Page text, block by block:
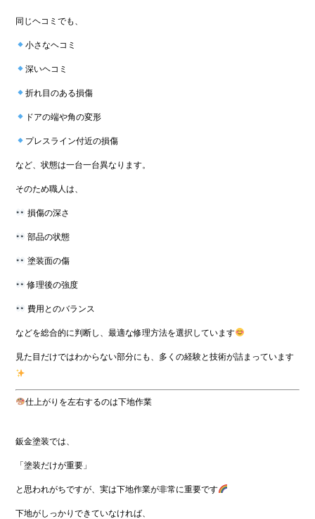
同じヘコミでも、
小さなヘコミ
深いヘコミ
折れ目のある損傷
ドアの端や角の変形
プレスライン付近の損傷
など、状態は一台一台異なります。
そのため職人は、
損傷の深さ
部品の状態
塗装面の傷
修理後の強度
費用とのバランス
などを総合的に判断し、最適な修理方法を選択しています
見た目だけではわからない部分にも、多くの経験と技術が詰まっています
仕上がりを左右するのは下地作業
鈑金塗装では、
「塗装だけが重要」
と思われがちですが、実は下地作業が非常に重要です
下地がしっかりできていなければ、